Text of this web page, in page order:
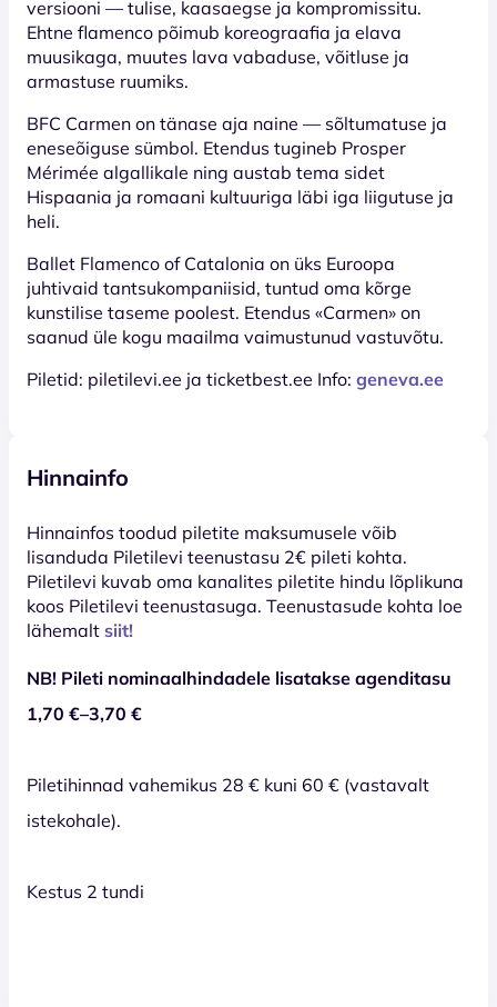
versiooni — tulise, kaasaegse ja kompromissitu.
Ehtne flamenco põimub koreograafia ja elava
muusikaga, muutes lava vabaduse, võitluse ja
armastuse ruumiks.
BFC Carmen on tänase aja naine — sõltumatuse ja
eneseõiguse sümbol. Etendus tugineb Prosper
Mérimée algallikale ning austab tema sidet
Hispaania ja romaani kultuuriga läbi iga liigutuse ja
heli.
Ballet Flamenco of Catalonia on üks Euroopa
juhtivaid tantsukompaniisid, tuntud oma kõrge
kunstilise taseme poolest. Etendus «Carmen» on
saanud üle kogu maailma vaimustunud vastuvõtu.
Piletid: piletilevi.ee ja ticketbest.ee Info: geneva.ee
Hinnainfo
Hinnainfos toodud piletite maksumusele võib
lisanduda Piletilevi teenustasu 2€ pileti kohta.
Piletilevi kuvab oma kanalites piletite hindu lõplikuna
koos Piletilevi teenustasuga. Teenustasude kohta loe
lähemalt siit!
NB! Pileti nominaalhindadele lisatakse agenditasu
1,70 €–3,70 €
Piletihinnad vahemikus 28 € kuni 60 € (vastavalt
istekohale).
Kestus 2 tundi